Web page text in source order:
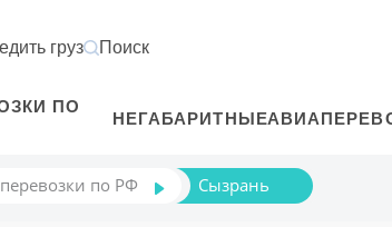
груз Поиск
ПО
НЕГАБАРИТНЫЕ
по РФ Сызрань